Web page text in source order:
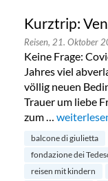
Kurztrip:
Reisen, 21. Oktober
Keine Frage:
Jahres viel
völlig neuen
Trauer um liebe
zum … „Kurztrip:
balcone di giulietta
fondazione dei
reisen mit kindern